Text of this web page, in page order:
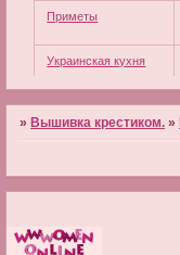
Приметы
Украинская кухня
» Вышивка крестиком. »